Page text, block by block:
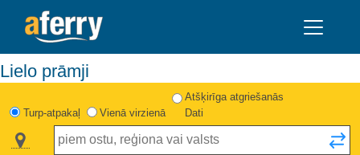
Lielo prāmji
Turp-atpakaļ Vienā virzienā
Atšķirīga atgriešanās
Dati